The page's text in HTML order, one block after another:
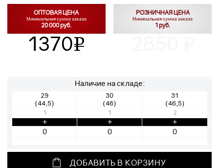
ОПТОВАЯ ЦЕНА
Минимальная сумма заказа
20 000 руб.
1370v
РОЗНИЧНАЯ ЦЕНА
Минимальная сумма заказа
1 руб.
Наличие на складе:
29
(44,5)
30
(46)
31
(46,5)
1
+
1
+
2
+
ДОБАВИТЬ В КОРЗИНУ